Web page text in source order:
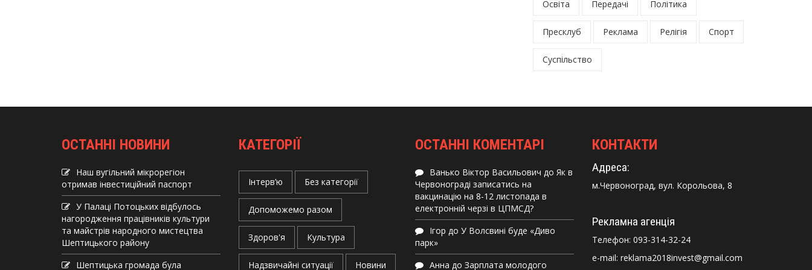
Освіта Передачі Політика
Пресклуб Реклама Релігія Спорт
Суспільство
ОСТАННІ НОВИНИ
Наш вугільний мікрорегіон
отримав інвеcтиційний паспорт
У Палаці Потоцьких відбулось
нагородження працівників культури
та майстрів народного мистецтва
Шептицького району
Шептицька громада була
КАТЕГОРІЇ
Інтерв’ю Без категорії
Допоможемо разом
Здоров'я Культура
Надзвичайні ситуації Новини
ОСТАННІ КОМЕНТАРІ
Ванько Віктор Васильович до Як в
Червонограді записатись на
вакцинацію на 8-12 листопада в
електронній черзі в ЦПМСД?
Ігор до У Волсвині буде «Диво
парк»
Анна до Зарплата молодого
КОНТАКТИ
Адреса:
м.Червоноград, вул. Корольова, 8
Рекламна агенція
Телефон: 093-314-32-24
e-mail: reklama2018invest@gmail.com